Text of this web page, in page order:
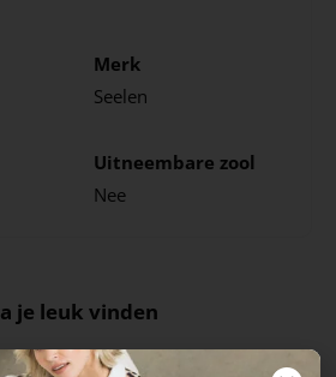
Merk
Seelen
Uitneembare zool
Nee
je leuk vinden